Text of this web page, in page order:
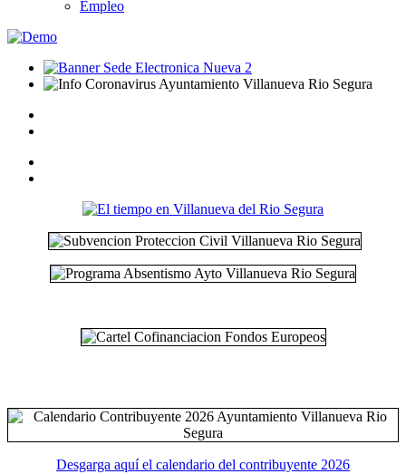
Empleo
Desgarga aquí el calendario del contribuyente 2026